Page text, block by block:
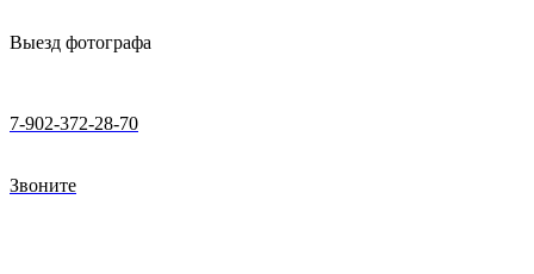
Выезд фотографа
7-902-372-28-70
Звоните